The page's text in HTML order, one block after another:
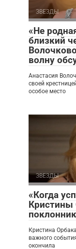
ЗВЕЗДЫ
«Не
близкий
волну
Анастасия
своей
особое место
ЗВЕЗДЫ
«Когда
Кристины
Кристина
важного
окончила